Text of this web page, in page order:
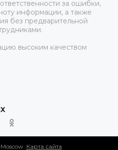
за ошибки,
информации, а также
без предварительной
высоким качеством
Карта сайта